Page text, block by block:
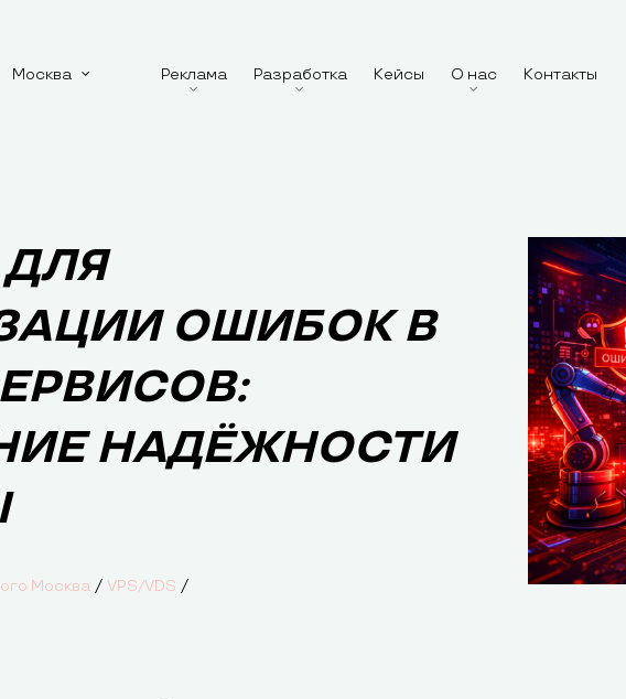
Москва Реклама Разработка Кейсы О нас Контакты
ДЛЯ
ОШИБОК В
НАДЁЖНОСТИ
Москва / VPS/VDS /